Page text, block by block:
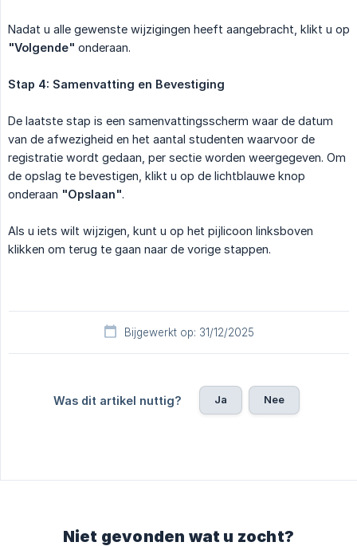
Nadat u alle gewenste wijzigingen heeft aangebracht, klikt u op
"Volgende" onderaan.
Stap 4: Samenvatting en Bevestiging
De laatste stap is een samenvattingsscherm waar de datum
van de afwezigheid en het aantal studenten waarvoor de
registratie wordt gedaan, per sectie worden weergegeven. Om
de opslag te bevestigen, klikt u op de lichtblauwe knop
onderaan "Opslaan".
Als u iets wilt wijzigen, kunt u op het pijlicoon linksboven
klikken om terug te gaan naar de vorige stappen.
Bijgewerkt op: 31/12/2025
Was dit artikel nuttig? Ja Nee
Niet gevonden wat u zocht?